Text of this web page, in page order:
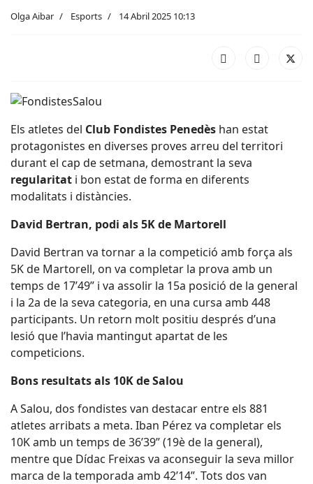
Olga Aibar Esports 14 Abril 2025 10:13
Els atletes del Club Fondistes Penedès han estat
protagonistes en diverses proves arreu del territori
durant el cap de setmana, demostrant la seva
regularitat i bon estat de forma en diferents
modalitats i distàncies.
David Bertran, podi als 5K de Martorell
David Bertran va tornar a la competició amb força als
5K de Martorell, on va completar la prova amb un
temps de 17’49” i va assolir la 15a posició de la general
i la 2a de la seva categoria, en una cursa amb 448
participants. Un retorn molt positiu després d’una
lesió que l’havia mantingut apartat de les
competicions.
Bons resultats als 10K de Salou
A Salou, dos fondistes van destacar entre els 881
atletes arribats a meta. Iban Pérez va completar els
10K amb un temps de 36’39” (19è de la general),
mentre que Dídac Freixas va aconseguir la seva millor
marca de la temporada amb 42’14”. Tots dos van